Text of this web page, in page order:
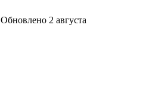
Обновлено 2 августа